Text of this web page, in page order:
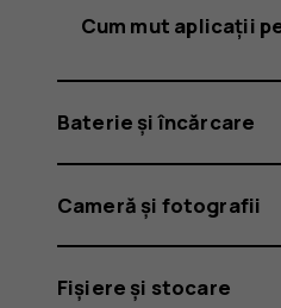
Cum mut aplicații
Baterie și încărcare
Cameră și fotografii
Fișiere și stocare